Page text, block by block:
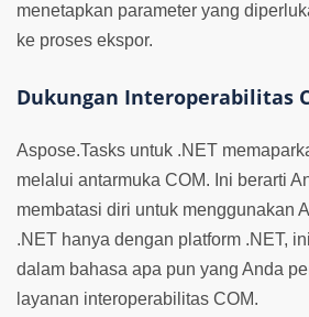
menetapkan parameter yang
ke proses ekspor.
Dukungan Interoperabilitas
Aspose.Tasks untuk .NET
melalui antarmuka COM. Ini berarti
membatasi diri untuk menggunakan
.NET hanya dengan platform .NET,
dalam bahasa apa pun yang Anda
layanan interoperabilitas COM.